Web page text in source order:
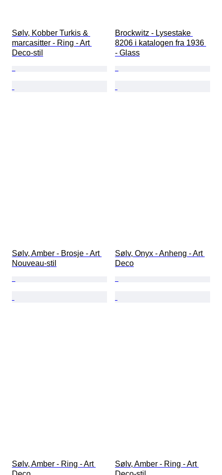
Sølv, Kobber Turkis &
marcasitter - Ring - Art
Deco-stil
Brockwitz - Lysestake
8206 i katalogen fra 1936
- Glass
Sølv, Amber - Brosje - Art
Nouveau-stil
Sølv, Onyx - Anheng - Art
Deco
Sølv, Amber - Ring - Art
Sølv, Amber - Ring - Art